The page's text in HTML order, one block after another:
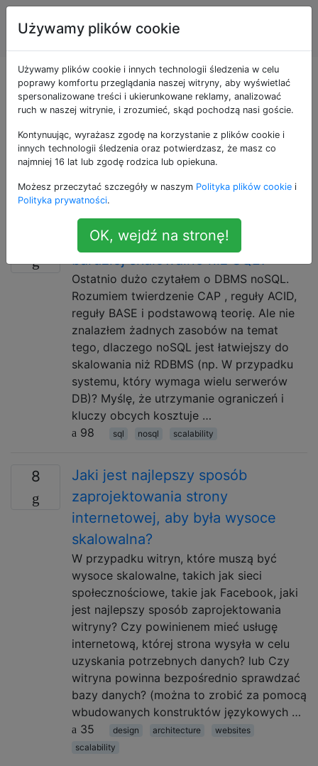
Inżynieria
oprogramowania
Pytania otagowane
jako scalability
Skalowalność to zdolność systemu, sieci lub procesu
lub możliwość powiększania go w celu dostosowania
się do tego wzrostu.
dlaczego bazy danych noSQL są
bardziej skalowalne niż SQL?
Ostatnio dużo czytałem o DBMS noSQL.
Rozumiem twierdzenie CAP , reguły ACID,
reguły BASE i podstawową teorię. Ale nie
znalazłem żadnych zasobów na temat
tego, dlaczego noSQL jest łatwiejszy do
skalowania niż RDBMS (np. W przypadku
systemu, który wymaga wielu serwerów
DB)? Myślę, że utrzymanie ograniczeń i
kluczy obcych kosztuje …
98
sql nosql scalability
8
Jaki jest najlepszy sposób
zaprojektowania strony
internetowej, aby była wysoce
skalowalna?
W przypadku witryn, które muszą być
wysoce skalowalne, takich jak sieci
społecznościowe, takie jak Facebook, jaki
jest najlepszy sposób zaprojektowania
witryny? Czy powinienem mieć usługę
internetową, której strona wysyła w celu
uzyskania potrzebnych danych? lub Czy
witryna powinna bezpośrednio sprawdzać
bazy danych? (można to zrobić za pomocą
wbudowanych konstruktów językowych …
35
design architecture
websites
scalability
Używamy plików cookie
Używamy plików cookie i innych technologii śledzenia w celu
poprawy komfortu przeglądania naszej witryny, aby wyświetlać
spersonalizowane treści i ukierunkowane reklamy, analizować
ruch w naszej witrynie, i zrozumieć, skąd pochodzą nasi goście.
Kontynuując, wyrażasz zgodę na korzystanie z plików cookie i
innych technologii śledzenia oraz potwierdzasz, że masz co
najmniej 16 lat lub zgodę rodzica lub opiekuna.
Możesz przeczytać szczegóły w naszym Polityka plików cookie i
Polityka prywatności.
OK, wejdź na stronę!